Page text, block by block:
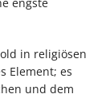
in religiösen
Element; es
und dem